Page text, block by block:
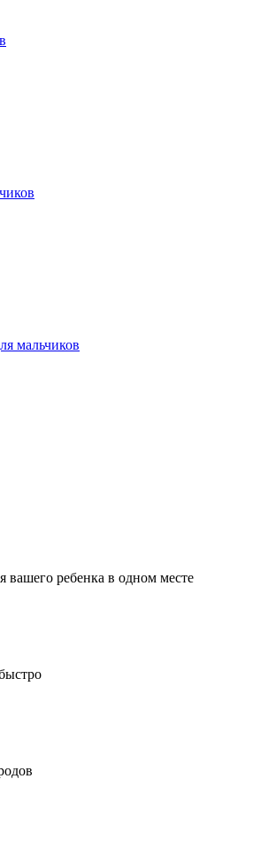
мальчиков
вашего ребенка в одном месте